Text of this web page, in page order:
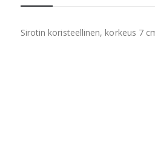
Sirotin koristeellinen, korkeus 7